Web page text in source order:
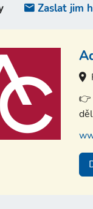
Zaslat jim
👉